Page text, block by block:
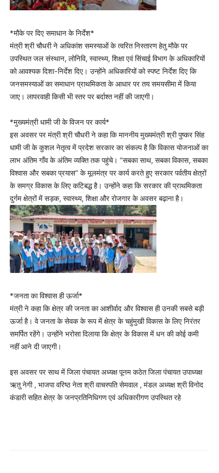
*मौके पर दिए समाधान के निर्देश*
मंत्री श्री चौधरी ने अधिकांश समस्याओं के त्वरित निस्तारण हेतु मौके पर
उपस्थित जल संस्थान, लोनिवि, स्वास्थ्य, शिक्षा एवं सिंचाई विभाग के अधिकारियों
को आवश्यक दिशा-निर्देश दिए। उन्होंने अधिकारियों को स्पष्ट निर्देश दिए कि
जनसमस्याओं का समाधान प्राथमिकता के आधार पर तय समयसीमा में किया
जाए। लापरवाही किसी भी स्तर पर बर्दाश्त नहीं की जाएगी।
*मुख्यमंत्री धामी जी के विजन पर कार्य*
इस अवसर पर मंत्री श्री चौधरी ने कहा कि माननीय मुख्यमंत्री श्री पुष्कर सिंह
धामी जी के कुशल नेतृत्व में प्रदेश सरकार का संकल्प है कि विकास योजनाओं का
लाभ अंतिम गाँव के अंतिम व्यक्ति तक पहुंचे। “सबका साथ, सबका विकास, सबका
विश्वास और सबका प्रयास” के मूलमंत्र पर कार्य करते हुए सरकार पर्वतीय क्षेत्रों
के समग्र विकास के लिए कटिबद्ध है। उन्होंने कहा कि सरकार की प्राथमिकता
दुर्गम क्षेत्रों में सड़क, स्वास्थ्य, शिक्षा और रोजगार के अवसर बढ़ाना है।
*जनता का विश्वास ही ऊर्जा*
मंत्री ने कहा कि क्षेत्र की जनता का आशीर्वाद और विश्वास ही उनकी सबसे बड़ी
ऊर्जा है। वे जनता के सेवक के रूप में क्षेत्र के चहुंमुखी विकास के लिए निरंतर
समर्पित रहेंगे। उन्होंने भरोसा दिलाया कि क्षेत्र के विकास में धन की कोई कमी
नहीं आने दी जाएगी।
इस अवसर पर साथ में जिला पंचायत अध्यक्ष पूनम कठेत जिला पंचायत उपाध्यक्ष
ऋतु नेगी , भाजपा वरिष्ठ नेता श्री वाचस्पति सेमवाल , मंडल अध्यक्ष श्री विनोद
कंडारी सहित क्षेत्र के जनप्रतिनिधिगण एवं अधिकारीगण उपस्थित रहे